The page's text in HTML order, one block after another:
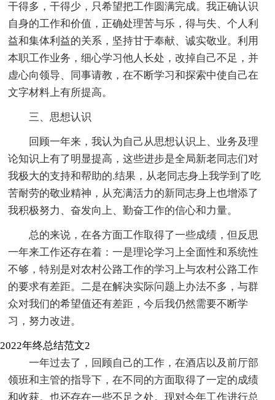
干得多，干得少，只希望把工作圆满完成。我正确认识
自身的工作和价值，正确处理苦与乐，得与失、个人利
益和集体利益的关系，坚持甘于奉献、诚实敬业。利用
本职工作业务，细心学习他人长处，改掉自己不足，并
虚心向领导、同事请教，在不断学习和探索中使自己在
文字材料上有所提高。
三、思想认识
回顾一年来，我认为自己从思想认识上、业务及理
论知识上有了明显提高，这些进步是全局新老同志们对
我极大的支持和帮助的.结果，从老同志身上我学到了吃
苦耐劳的敬业精神，从充满活力的新同志身上也增添了
我积极努力、奋发向上、勤奋工作的信心和力量。
总的来说，在各方面工作取得了一些成绩，但反思
一年来工作还存在着：一是理论学习上全面性和系统性
不够，特别是对农村公路工作的学习上与农村公路工作
的要求有差距。二是在解决实际问题上办法不多，与群
众对我们的希望值还有差距，今后我仍然需要不断学
习，努力改进。
2022年终总结范文2
一年过去了，回顾自己的工作，在酒店以及前厅部
领班和主管的指导下，在不同的方面取得了一定的成绩
和收获。也还存在一些不足之处。现对今年工作进行总